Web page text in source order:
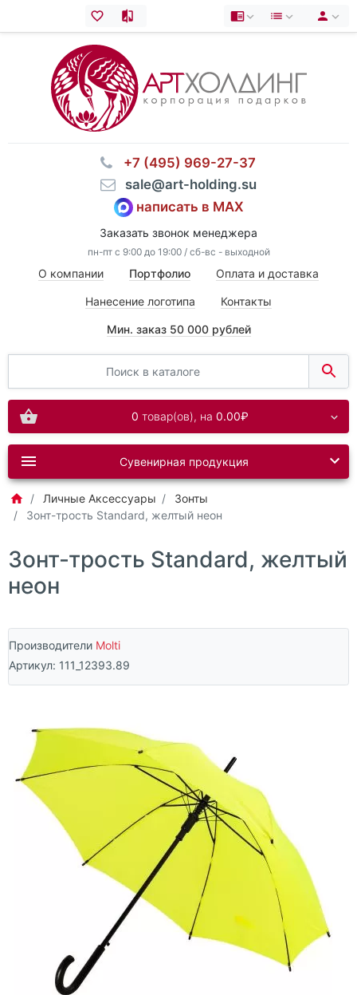
⠀+7 (495) 969-27-37
⠀sale@art-holding.su
написать в MAX
Заказать звонок менеджера
пн-пт с 9:00 до 19:00 / сб-вс - выходной
О компании Портфолио Оплата и доставка
Нанесение логотипа Контакты
Мин. заказ 50 000 рублей
0 товар(ов), на 0.00₽
Сувенирная продукция
Личные Аксессуары
Зонты
Зонт-трость Standard, желтый неон
Зонт-трость Standard, желтый
неон
Производители Molti
Артикул: 111_12393.89